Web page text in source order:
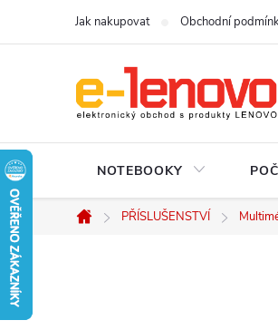
Jak nakupovat Obchodní
NOTEBOOKY
Domů
PŘÍSLUŠENSTVÍ